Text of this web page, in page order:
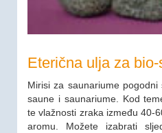
Eterična ulja za
Mirisi za saunariume
saune i saunariume. Kod
te vlažnosti zraka između 40-
aromu. Možete izabrati